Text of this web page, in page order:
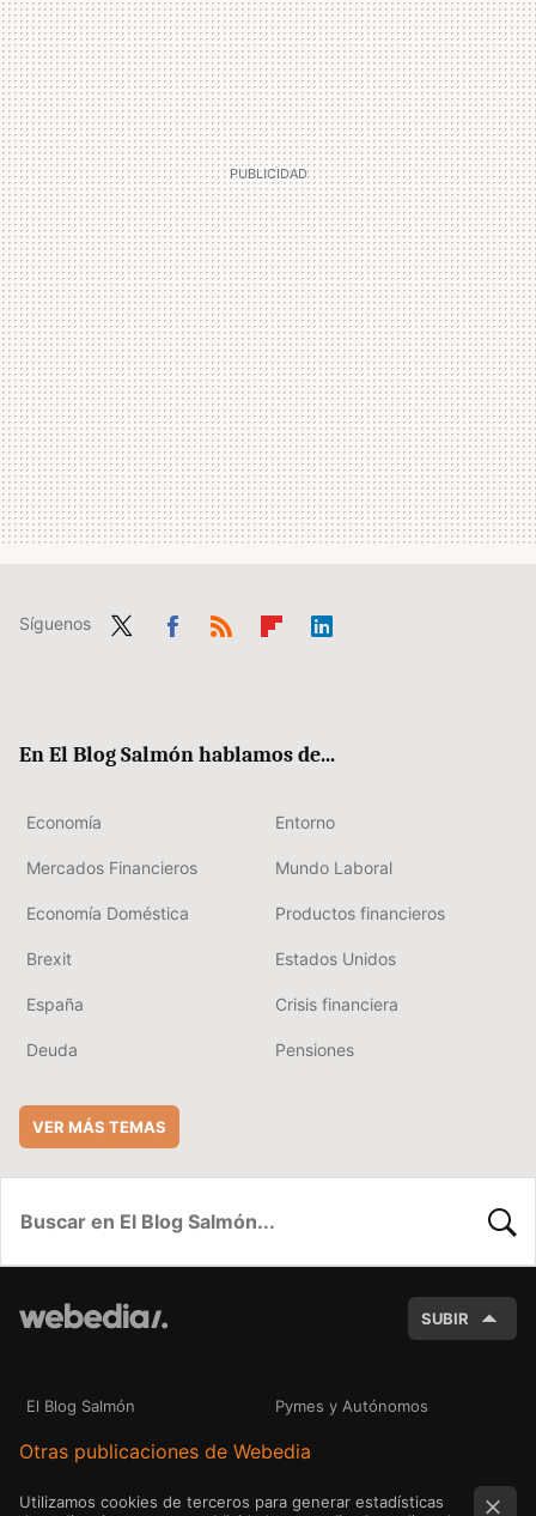
Síguenos
En El Blog Salmón hablamos de...
Economía Entorno
Mercados Financieros Mundo Laboral
Economía Doméstica Productos financieros
Brexit Estados Unidos
España Crisis financiera
Deuda Pensiones
VER MÁS TEMAS
SUBIR
El Blog Salmón Pymes y Autónomos
Otras publicaciones de Webedia
Utilizamos cookies de terceros para generar estadísticas